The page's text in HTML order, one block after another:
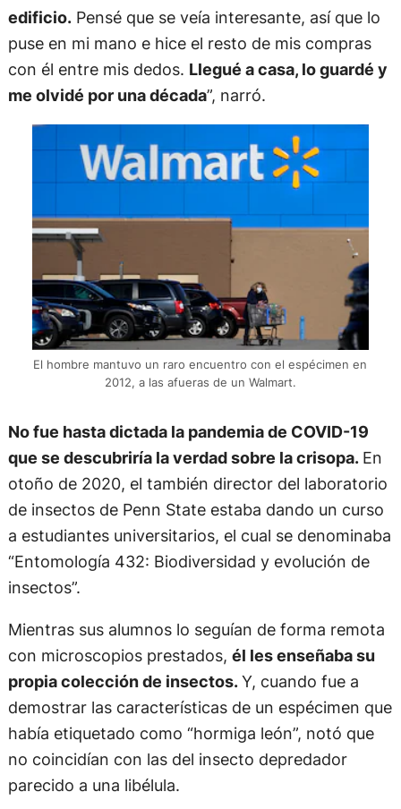
edificio.Pensé que se veía interesante, así que lo
puse en mi mano e hice el resto de mis compras
con él entre mis dedos. Llegué a casa, lo guardé y
me olvidé por una década”, narró.
El hombre mantuvo un raro encuentro con el espécimen en
2012, a las afueras de un Walmart.
No fue hasta dictada la pandemia de COVID-19
que se descubriría la verdad sobre la crisopa. En
otoño de 2020, el también director del laboratorio
de insectos de Penn State estaba dando un curso
a estudiantes universitarios, el cual se denominaba
“Entomología 432: Biodiversidad y evolución de
insectos”.
Mientras sus alumnos lo seguían de forma remota
con microscopios prestados, él les enseñaba su
propia colección de insectos.Y, cuando fue a
demostrar las características de un espécimen que
había etiquetado como “hormiga león”, notó que
no coincidían con las del insecto depredador
parecido a una libélula.